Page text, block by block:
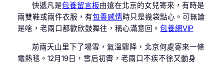
快遞凡是包養留言板由遠在北京的女兒寄來，有時是
兩雙鞋或兩件衣服，有包養感情時只是幾袋點心。可無論
是啥，老兩口都歡欣鼓舞往，稱心滿意回。 包養網VIP
前兩天山里下了場雪，氣溫驟降，北京何處寄來一條
電熱毯。12月19日，雪后初霽，老兩口不疾不徐又動身